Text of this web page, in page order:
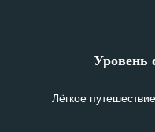
Уровень
Лёгкое